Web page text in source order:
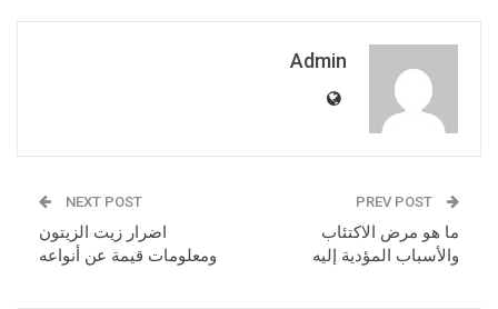
Admin
ما هو مرض الاكتئاب
والأسباب المؤدية إليه
NEXT POST
اضرار زيت الزيتون
ومعلومات قيمة عن أنواعه